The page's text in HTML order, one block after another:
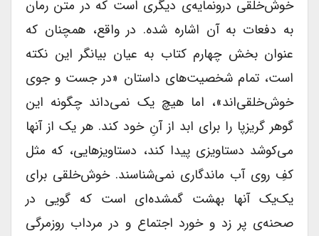
خوش‌خلقی درونمایه‌ی دیگری است که در متن رمان
به دفعات به آن اشاره شده. در واقع، همچنان که
عنوان بخش چهارم کتاب به عیان بیانگر این نکته
است، تمام شخصیت‌های داستان «در جست و جوی
خوش‌خلقی‌اند»، اما هیچ یک نمی‌داند چگونه این
گوهر گریزپا را برای ابد از آنِ خود کند. هر یک از آنها
می‌کوشد دستاویزی پیدا کند، دستاویزهایی، که مثل
کفِ روی آب ماندگاری نمی‌شناسند. خوش‌خلقی برای
یک‌یک آنها بهشت گمشده‌ای است که گویی در
صحنه‌ی پر زد و خورد اجتماع و در مرداب روزمرگی